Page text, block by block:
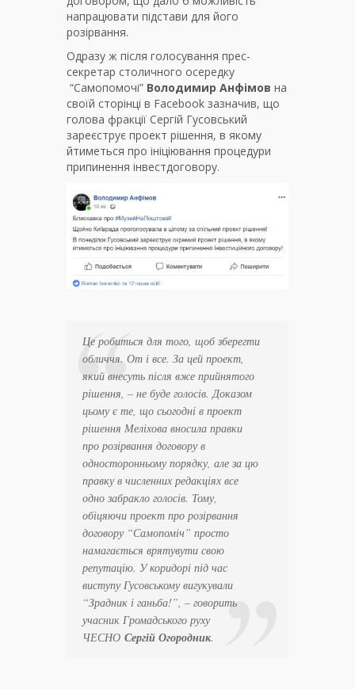
напрацювати підстави для його
розірвання.
Одразу ж після голосування прес-
секретар столичного осередку
“Самопомочі” Володимир Анфімов на
своїй сторінці в Facebook зазначив, що
голова фракції Сергій Гусовський
зареєструє проект рішення, в якому
йтиметься про ініціювання процедури
припинення інвестдоговору.
Це робиться для того, щоб зберегти
обличчя. От і все. За цей проект,
який внесуть після вже прийнятого
рішення, – не буде голосів. Доказом
цьому є те, що сьогодні в проект
рішення Меліхова вносила правки
про розірвання договору в
односторонньому порядку, але за цю
правку в численних редакціях все
одно забракло голосів. Тому,
обіцяючи проект про розірвання
договору “Самопоміч” просто
намагається врятувути свою
репутацію. У коридорі під час
виступу Гусовському вигукували
“Зрадник і ганьба!”, – говорить
учасник Громадського руху
ЧЕСНО Сергій Огородник.